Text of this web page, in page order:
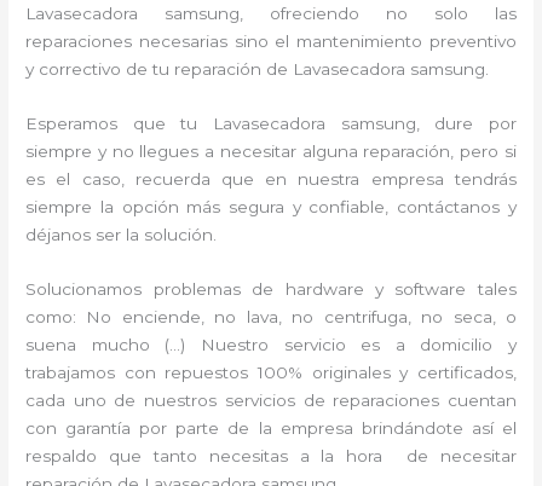
Lavasecadora samsung, ofreciendo no solo las
reparaciones necesarias sino el mantenimiento preventivo
y correctivo de tu reparación de Lavasecadora samsung.
Esperamos que tu Lavasecadora samsung, dure por
siempre y no llegues a necesitar alguna reparación, pero si
es el caso, recuerda que en nuestra empresa tendrás
siempre la opción más segura y confiable, contáctanos y
déjanos ser la solución.
Solucionamos problemas de hardware y software tales
como: No enciende, no lava, no centrifuga, no seca, o
suena mucho (…) Nuestro servicio es a domicilio y
trabajamos con repuestos 100% originales y certificados,
cada uno de nuestros servicios de reparaciones cuentan
con garantía por parte de la empresa brindándote así el
respaldo que tanto necesitas a la hora de necesitar